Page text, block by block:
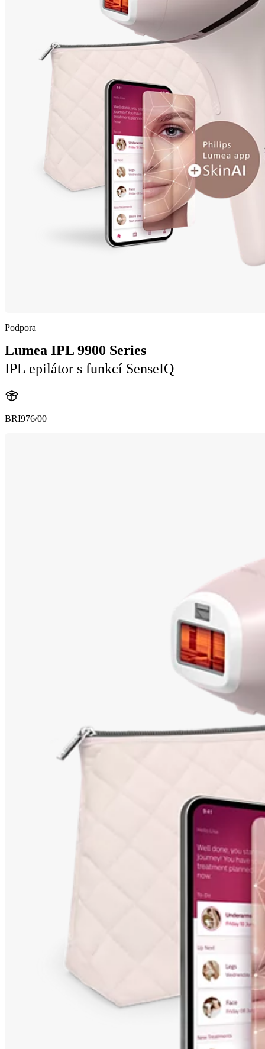
Podpora
Lumea IPL 9900 Series
IPL epilátor s funkcí SenseIQ
BRI976/00